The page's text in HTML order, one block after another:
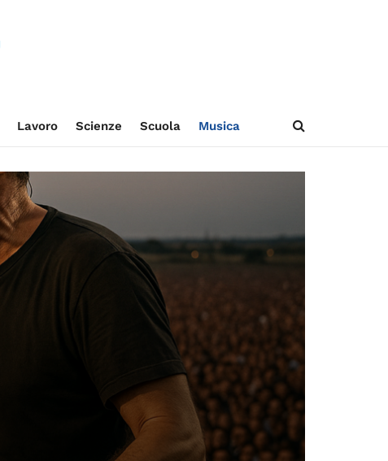
Lavoro Scienze Scuola Musica